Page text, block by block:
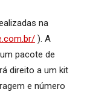
na
). A
pacote de
direito a um kit
e número